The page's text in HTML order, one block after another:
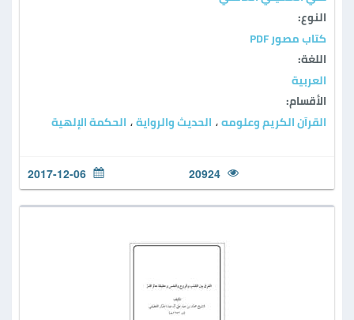
النوع:
كتاب مصور PDF
اللغة:
العربية
الأقسام:
القرآن الكريم وعلومه ، الحديث والرواية ، الحكمة الإلهية
20924
2017-12-06